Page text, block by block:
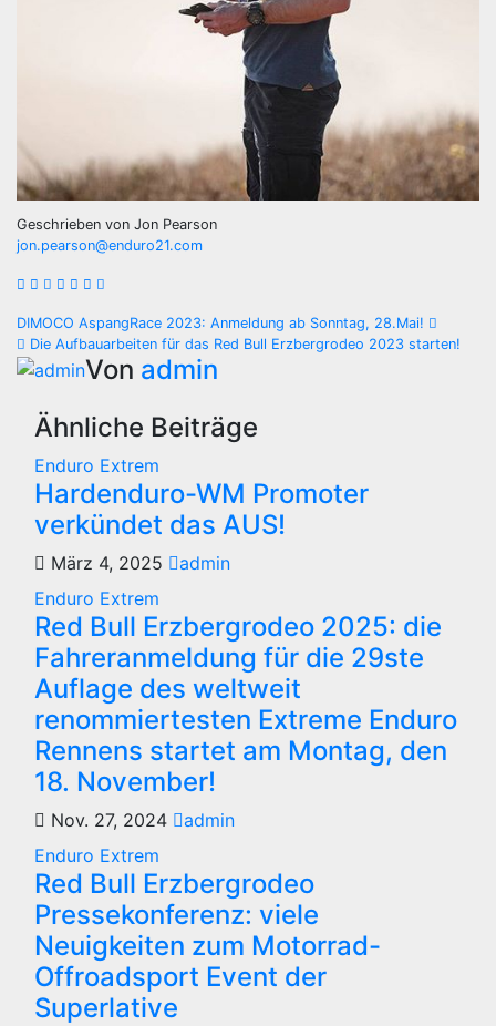
Geschrieben von Jon Pearson
jon.pearson@enduro21.com
Beitrags-
Navigation
DIMOCO AspangRace 2023: Anmeldung ab Sonntag, 28.Mai!
Die Aufbauarbeiten für das Red Bull Erzbergrodeo 2023 starten!
Von admin
Ähnliche Beiträge
Enduro Extrem
Hardenduro-WM Promoter
verkündet das AUS!
März 4, 2025
admin
Enduro Extrem
Red Bull Erzbergrodeo 2025: die
Fahreranmeldung für die 29ste
Auflage des weltweit
renommiertesten Extreme Enduro
Rennens startet am Montag, den
18. November!
Nov. 27, 2024
admin
Enduro Extrem
Red Bull Erzbergrodeo
Pressekonferenz: viele
Neuigkeiten zum Motorrad-
Offroadsport Event der
Superlative